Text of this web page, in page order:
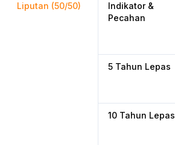
Liputan (50/50)
Indikator &
Pecahan
5 Tahun Lepas
10 Tahun Lepas